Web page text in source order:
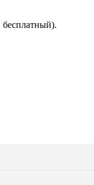
бесплатный).